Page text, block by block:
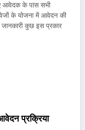
आवेदक के पास सभी
के योजना में आवेदन की
जानकारी कुछ इस प्रकार
प्रक्रिया